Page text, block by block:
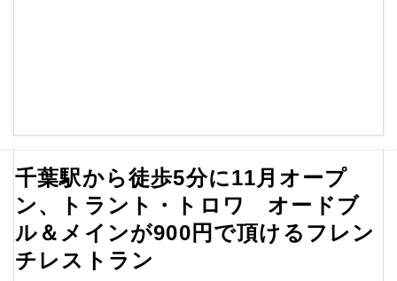
千葉駅から徒歩5分に11月オープ
ン、トラント・トロワ オードブ
ル＆メインが900円で頂けるフレン
チレストラン